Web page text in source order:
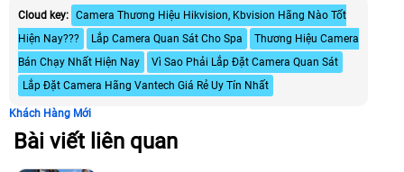
Cloud key: Camera Thương Hiệu Hikvision, Kbvision Hãng Nào Tốt
Hiện Nay???
Lắp Camera Quan Sát Cho Spa
Thương Hiệu Camera
Bán Chạy Nhất Hiện Nay
Vì Sao Phải Lắp Đặt Camera Quan Sát
Lắp Đặt Camera Hãng Vantech Giá Rẻ Uy Tín Nhất
Khách Hàng Mới
Bài viết liên quan